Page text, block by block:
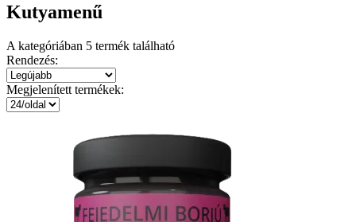
Kutyamenű
A kategóriában 5 termék található
Rendezés:
Megjelenített termékek: